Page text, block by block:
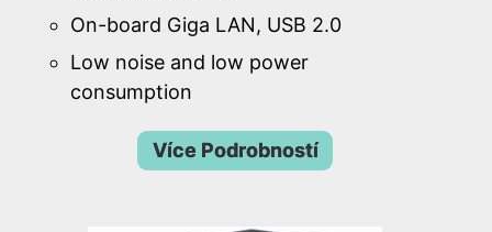
On-board Giga LAN, USB 2.0
Low noise and low power
consumption
Více Podrobností